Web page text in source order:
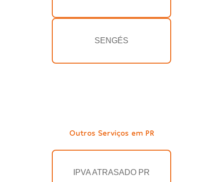
SENGÉS
Outros Serviços em PR
IPVA ATRASADO PR